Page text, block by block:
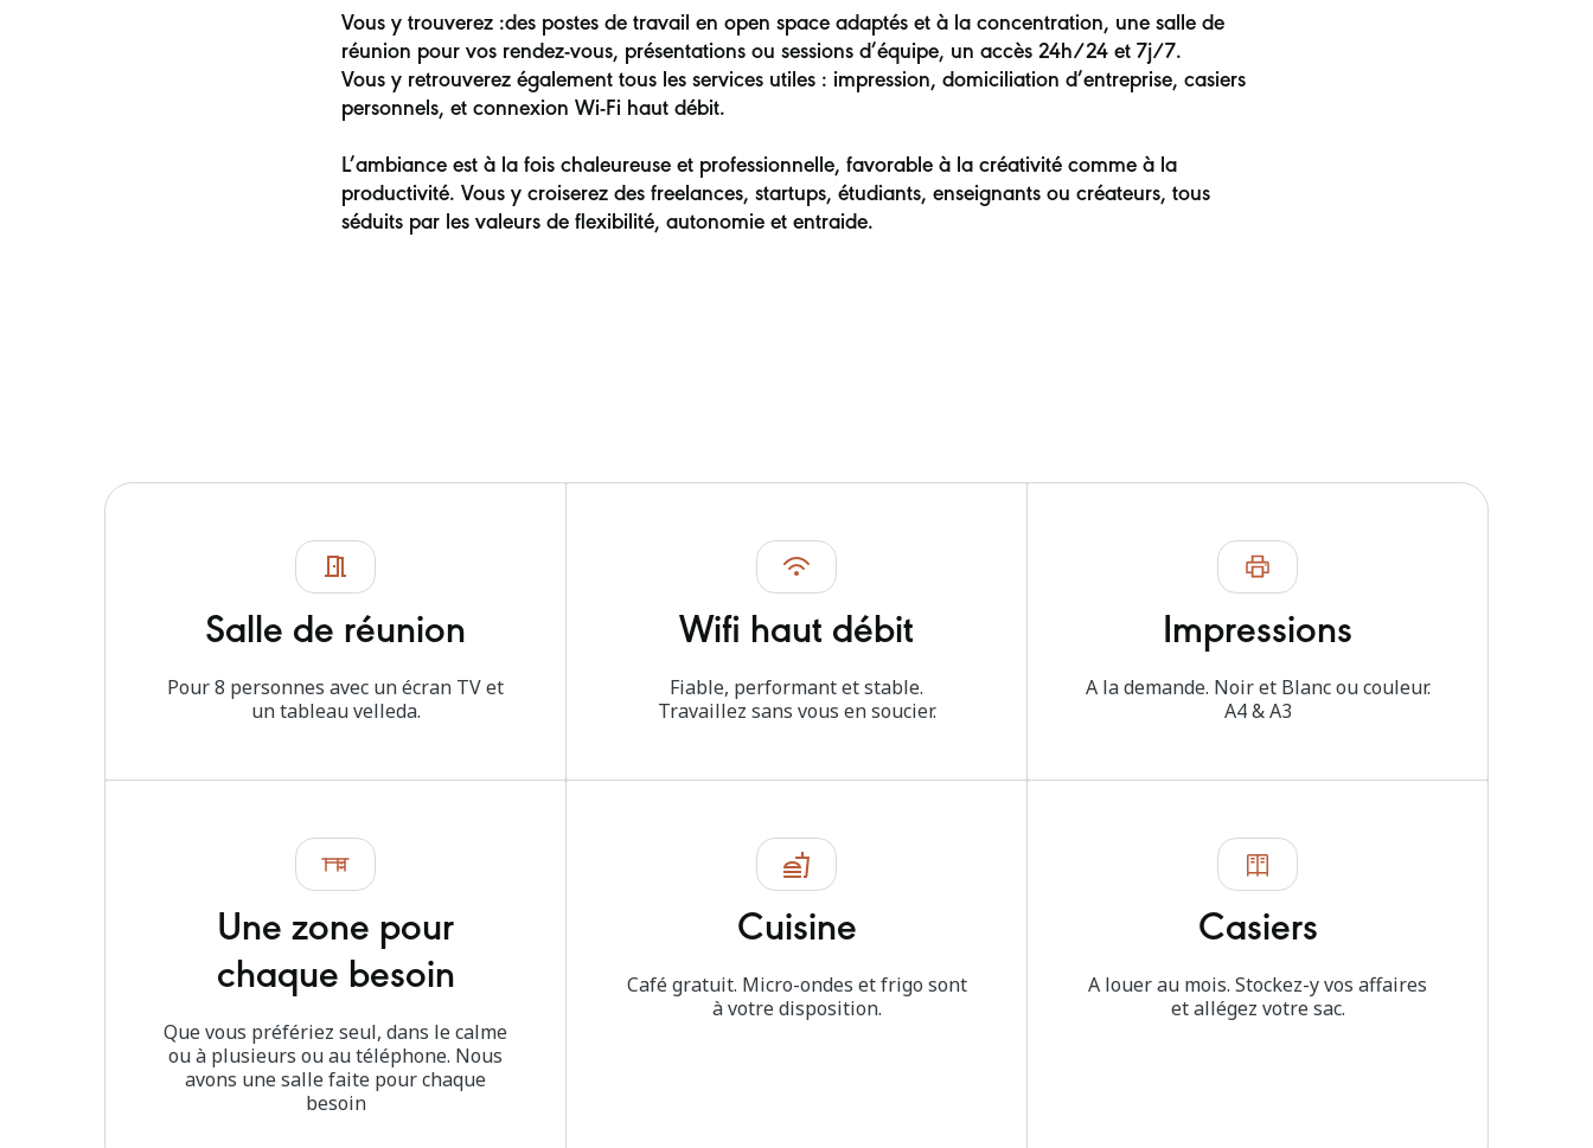
Vous y trouverez :des postes de travail en open space adaptés et à la concentration, une salle de
réunion pour vos rendez-vous, présentations ou sessions d’équipe, un accès 24h/24 et 7j/7.
Vous y retrouverez également tous les services utiles : impression, domiciliation d’entreprise, casiers
personnels, et connexion Wi-Fi haut débit.
L’ambiance est à la fois chaleureuse et professionnelle, favorable à la créativité comme à la
productivité. Vous y croiserez des freelances, startups, étudiants, enseignants ou créateurs, tous
séduits par les valeurs de flexibilité, autonomie et entraide.
Salle de réunion
Pour 8 personnes avec un écran TV et
un tableau velleda.
Wifi haut débit
Fiable, performant et stable.
Travaillez sans vous en soucier.
Impressions
A la demande. Noir et Blanc ou couleur.
A4 & A3
Une zone pour
chaque besoin
Que vous préfériez seul, dans le calme
ou à plusieurs ou au téléphone. Nous
avons une salle faite pour chaque
besoin
Cuisine
Café gratuit. Micro-ondes et frigo sont
à votre disposition.
Casiers
A louer au mois. Stockez-y vos affaires
et allégez votre sac.